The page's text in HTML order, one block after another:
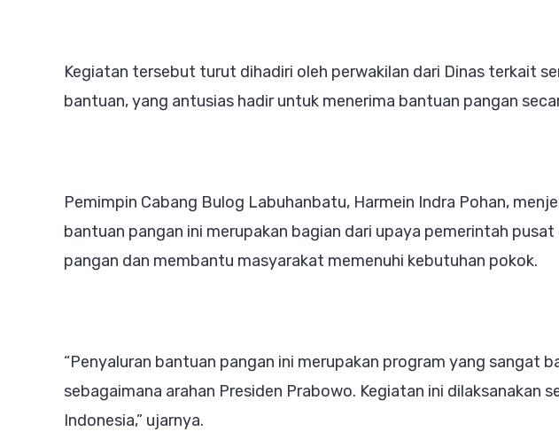
Kegiatan tersebut turut dihadiri oleh perwakilan dari Dinas terkait
bantuan, yang antusias hadir untuk menerima bantuan pangan
Pemimpin Cabang Bulog Labuhanbatu, Harmein Indra Pohan,
bantuan pangan ini merupakan bagian dari upaya pemerintah
pangan dan membantu masyarakat memenuhi kebutuhan pokok.
“Penyaluran bantuan pangan ini merupakan program yang sangat
sebagaimana arahan Presiden Prabowo. Kegiatan ini dilaksanakan
Indonesia,” ujarnya.